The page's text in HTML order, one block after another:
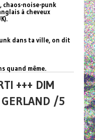
chaos-noise-punk
à cheveux
dans ta ville, on dit
quand même.
+++ DIM
/5